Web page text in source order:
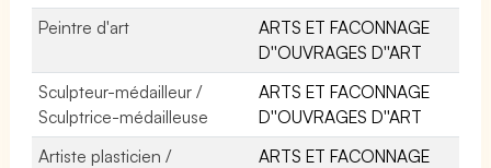
Peintre d'art
ARTS ET FACONNAGE
D''OUVRAGES D''ART
Sculpteur-médailleur /
Sculptrice-médailleuse
ARTS ET FACONNAGE
D''OUVRAGES D''ART
Artiste plasticien /
ARTS ET FACONNAGE